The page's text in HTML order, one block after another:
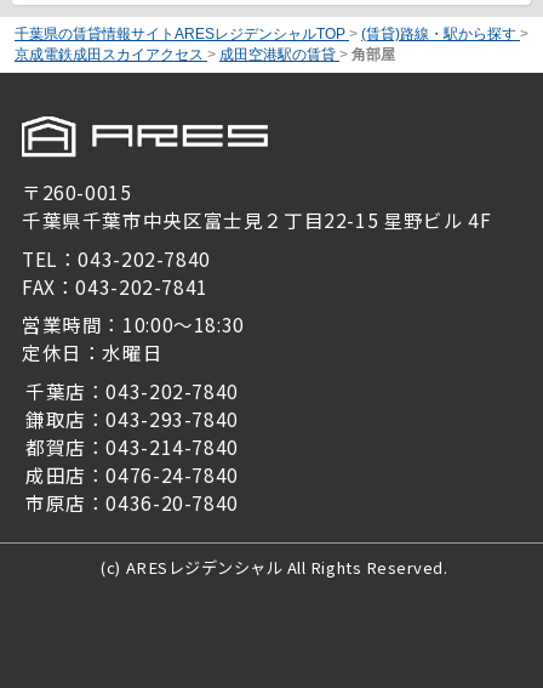
千葉県の賃貸情報サイトARESレジデンシャルTOP > (賃貸)路線・駅から探す >
京成電鉄成田スカイアクセス > 成田空港駅の賃貸 > 角部屋
〒260-0015
千葉県千葉市中央区富士見２丁目22-15 星野ビル 4F
TEL：043-202-7840
FAX：043-202-7841
営業時間：10:00～18:30
定休日：水曜日
千葉店：043-202-7840
鎌取店：043-293-7840
都賀店：043-214-7840
成田店：0476-24-7840
市原店：0436-20-7840
(c) ARESレジデンシャル All Rights Reserved.